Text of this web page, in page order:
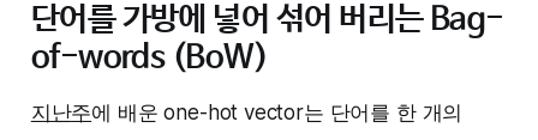
단어를 가방에 넣어 섞어 버리는 Bag-
of-words (BoW)
지난주에 배운 one-hot vector는 단어를 한 개의